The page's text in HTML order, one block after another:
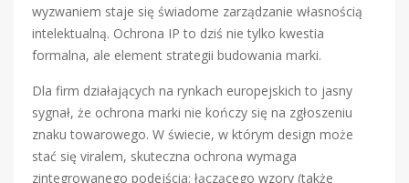
wyzwaniem staje się świadome zarządzanie własnością
intelektualną. Ochrona IP to dziś nie tylko kwestia
formalna, ale element strategii budowania marki.
Dla firm działających na rynkach europejskich to jasny
sygnał, że ochrona marki nie kończy się na zgłoszeniu
znaku towarowego. W świecie, w którym design może
stać się viralem, skuteczna ochrona wymaga
zintegrowanego podejścia: łączącego wzory (także